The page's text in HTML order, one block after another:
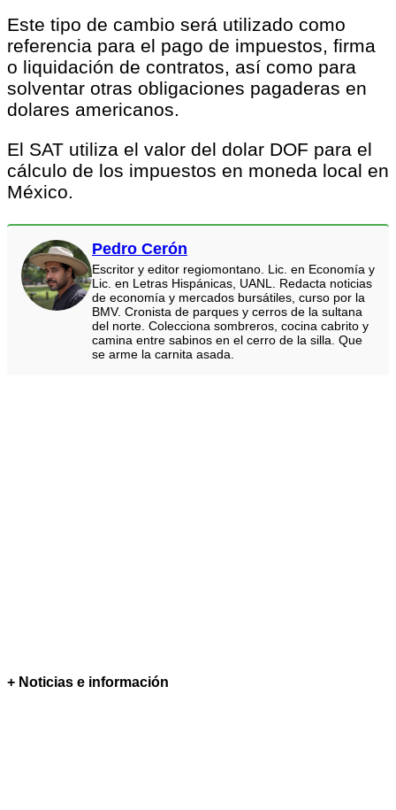
Este tipo de cambio será utilizado como
referencia para el pago de impuestos, firma
o liquidación de contratos, así como para
solventar otras obligaciones pagaderas en
dolares americanos.
El SAT utiliza el valor del dolar DOF para el
cálculo de los impuestos en moneda local en
México.
Pedro Cerón
Escritor y editor regiomontano. Lic. en Economía y
Lic. en Letras Hispánicas, UANL. Redacta noticias
de economía y mercados bursátiles, curso por la
BMV. Cronista de parques y cerros de la sultana
del norte. Colecciona sombreros, cocina cabrito y
camina entre sabinos en el cerro de la silla. Que
se arme la carnita asada.
+ Noticias e información